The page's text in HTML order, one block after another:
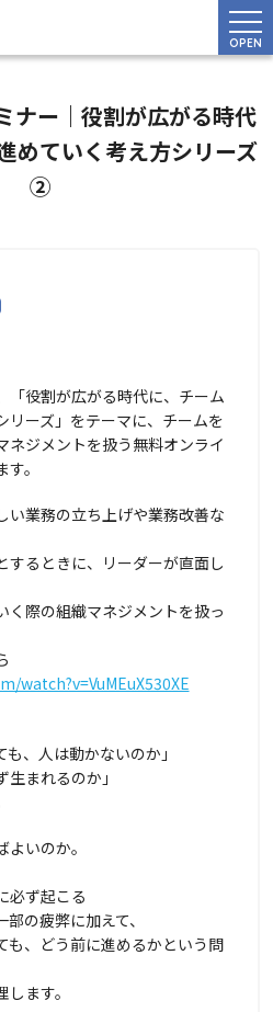
OPEN
ナー｜役割が広がる時代
めていく考え方シリーズ
②
「役割が広がる時代に、チーム
リーズ」をテーマに、チームを
ネジメントを扱う無料オンライ
。
い業務の立ち上げや業務改善な
するときに、リーダーが直面し
く際の組織マネジメントを扱っ
watch?v=VuMEuX530XE
も、人は動かないのか」
生まれるのか」
いのか。
必ず起こる
の疲弊に加えて、
も、どう前に進めるかという問
ます。